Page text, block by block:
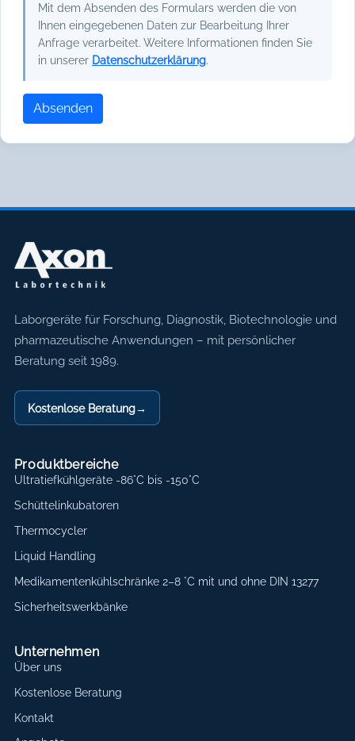
Mit dem Absenden des Formulars werden die von
Ihnen eingegebenen Daten zur Bearbeitung Ihrer
Anfrage verarbeitet. Weitere Informationen finden Sie
in unserer Datenschutzerklärung.
Absenden
Axon Labortechnik
Laborgeräte für Forschung, Diagnostik, Biotechnologie und
pharmazeutische Anwendungen – mit persönlicher
Beratung seit 1989.
Kostenlose Beratung→
Produktbereiche
Ultratiefkühlgeräte -86°C bis -150°C
Schüttelinkubatoren
Thermocycler
Liquid Handling
Medikamentenkühlschränke 2–8 °C mit und ohne DIN 13277
Sicherheitswerkbänke
Unternehmen
Über uns
Kostenlose Beratung
Kontakt